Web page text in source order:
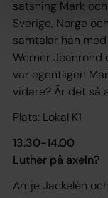
satsning Mark
Sverige, Norge
samtalar han
Werner Jeanrond
var egentligen
vidare? Är det så
Plats: Lokal K1
13.30-14.00
Luther på axeln?
Antje Jackelén